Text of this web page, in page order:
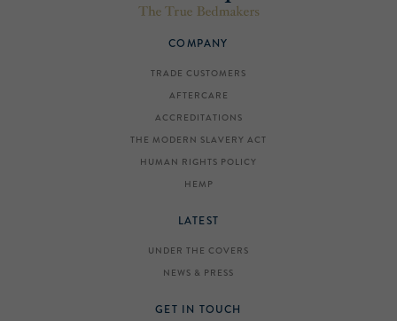
COMPANY
TRADE CUSTOMERS
AFTERCARE
ACCREDITATIONS
THE MODERN SLAVERY ACT
HUMAN RIGHTS POLICY
HEMP
LATEST
UNDER THE COVERS
NEWS & PRESS
GET IN TOUCH